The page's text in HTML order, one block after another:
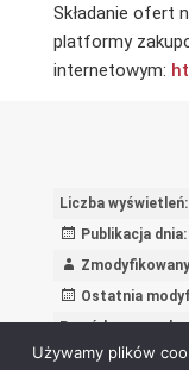
Składanie ofert
platformy
internetowym:
Liczba wyświetleń:
Publikacja dnia:
Ostatnia
Powód
Używamy plików